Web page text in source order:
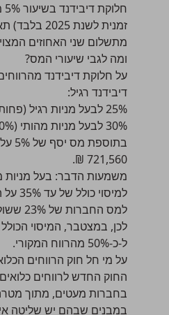
זמנית לשנת
מתשלום שני האחוזים
ומה לגבי שיעורי המס?
על חלוקת דיבידנד
דיבידנד רגיל:
25% לבעל מניות רגיל (פחות מ-10% החזקה).
30% לבעל מניות מהותי (10% ומעלה).
721,560 ₪.
משמעות הדבר: בעל מניות
למס
לכן, במצטבר, המיסוי
ל-כ-50% מהרווח המקורי.
על מי חל חוק הרווחים
החוק החדש לרווחים
בחברות מעטים, מתוך
במבנים שבהם יש שליטה